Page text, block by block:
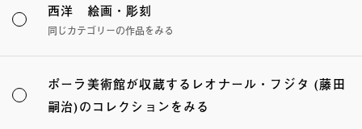
西洋 絵画・彫刻
同じカテゴリーの作品をみる
ポーラ美術館が収蔵するレオナール・フジタ (藤田
嗣治)のコレクションをみる